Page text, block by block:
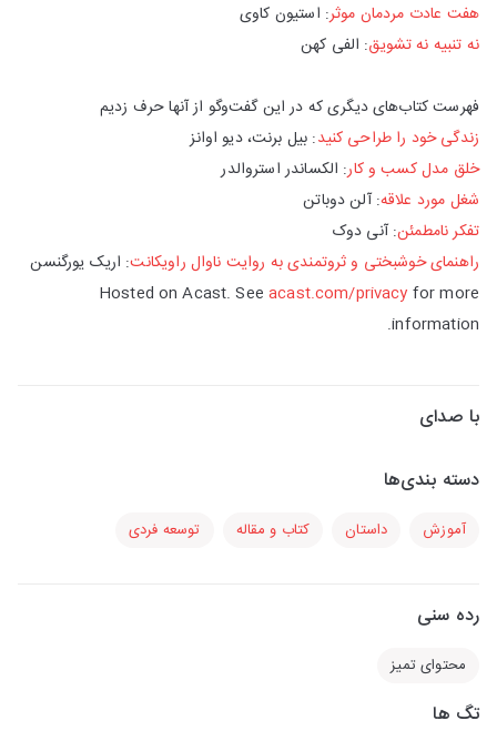
هفت عادت مردمان موثر: استیون کاوی
نه تنبیه نه تشویق:‌ الفی کهن
فهرست کتاب‌های دیگری که در این گفت‌وگو از آنها حرف زدیم
زندگی خود را طراحی کنید: بیل برنت، دیو اوانز
خلق مدل کسب و کار: الکساندر استروالدر
شغل مورد علاقه: آلن دوباتن
تفکر نامطمئن: آنی دوک
راهنمای خوشبختی و ثروتمندی به روایت ناوال راویکانت: اریک یورگنسن
Hosted on Acast. Seeacast.com/privacy for more
information.
با صدای
دسته بندی‌ها
آموزش داستان کتاب و مقاله توسعه فردی
رده سنی
محتوای تمیز
تگ ها